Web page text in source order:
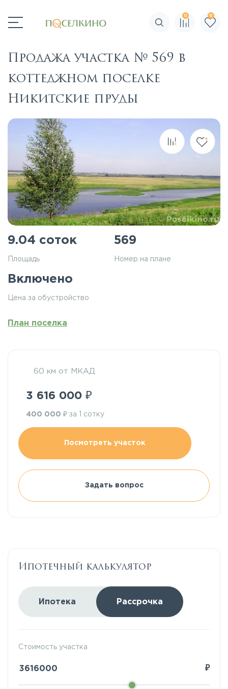
Поиск по сайту
0 0
Продажа участка № 569 в
коттеджном поселке
Никитские пруды
9.04 соток
Площадь
569
Номер на плане
Включено
Цена за обустройство
План поселка
60 км от МКАД
3 616 000 ₽
400 000 ₽ за 1 сотку
Посмотреть участок
Задать вопрос
Ипотечный калькулятор
Ипотека Рассрочка
Стоимость участка
₽